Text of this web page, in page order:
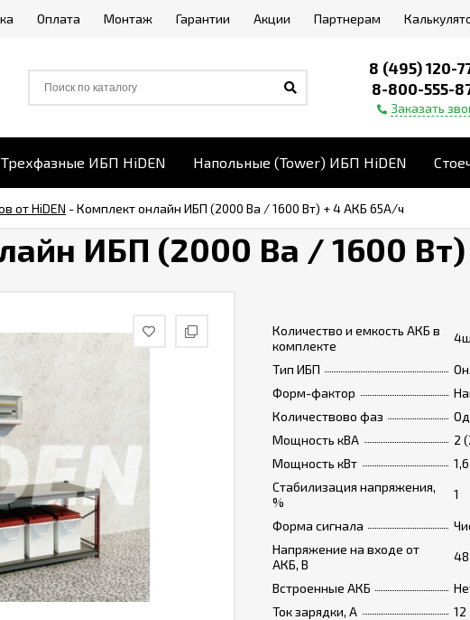
Оплата Монтаж Гарантии Акции Партнерам
8 (495) 120-
8-800-555-
Заказать
Трехфазные ИБП HiDEN Напольные (Tower) ИБП HiDEN
от HiDEN -Комплект онлайн ИБП (2000 Ва / 1600 Вт) + 4 АКБ 65А/ч
ИБП (2000 Ва / 1600
Количество и емкость АКБ в
комплекте
Тип ИБП
Форм-фактор
Количествово фаз
Мощность кВА
2
Мощность кВт
Стабилизация напряжения,
%
1
Форма сигнала
Напряжение на входе от
АКБ, В
48
Встроенные АКБ
Ток зарядки, А
12